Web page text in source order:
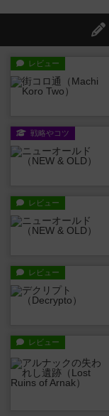
レビュー
戦略やコツ
レビュー
レビュー
レビュー